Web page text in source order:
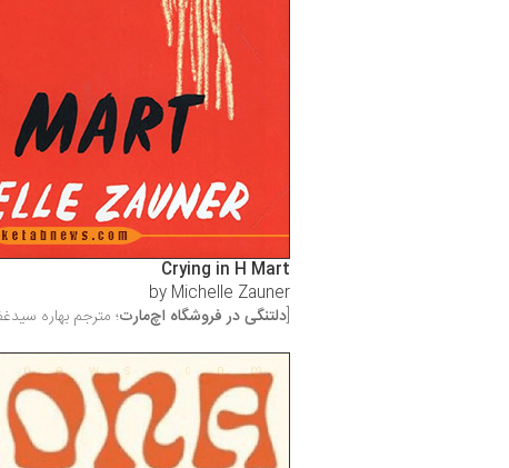
Crying in H Mart
by Michelle Zauner
[دلتنگی در فروشگاه اچ‌مارت؛ مترجم بهاره